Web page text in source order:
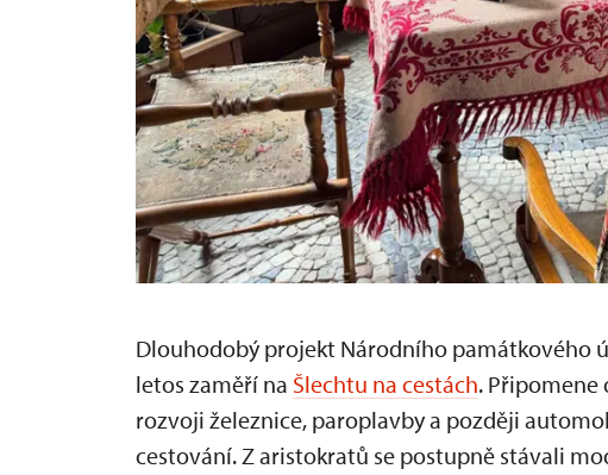
Dlouhodobý projekt Národního památkového
letos zaměří na Šlechtu na cestách. Připomene
rozvoji železnice, paroplavby a později
cestování. Z aristokratů se postupně stávali